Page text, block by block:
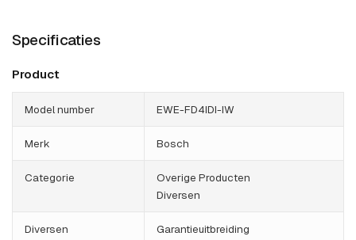
Specificaties
Product
Model number EWE-FD4IDI-IW
Merk Bosch
Categorie
Overige Producten
Diversen
Diversen Garantieuitbreiding